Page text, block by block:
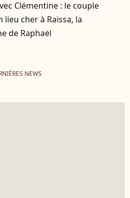
Clémentine : le couple
lieu cher à Raïssa, la
de Raphaël
NEWS